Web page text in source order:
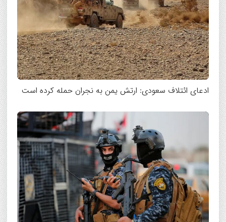
ادعای ائتلاف سعودی: ارتش یمن به نجران حمله کرده است